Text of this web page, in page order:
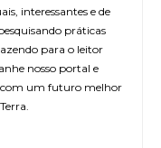
interessantes e de
práticas
para o leitor
nosso portal e
um futuro melhor